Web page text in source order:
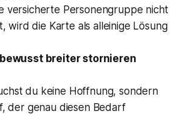
versicherte Personengruppe nicht
wird die Karte als alleinige Lösung
breiter stornieren
du keine Hoffnung, sondern
der genau diesen Bedarf